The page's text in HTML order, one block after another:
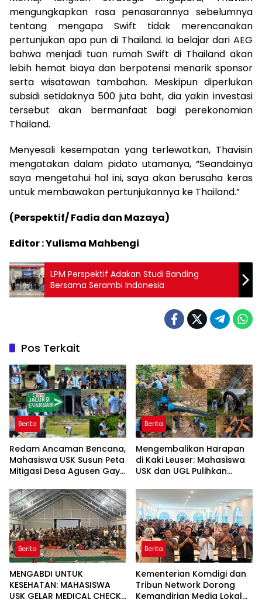
mengungkapkan rasa penasarannya sebelumnya
tentang mengapa Swift tidak merencanakan
pertunjukan apa pun di Thailand. Ia belajar dari AEG
bahwa menjadi tuan rumah Swift di Thailand akan
lebih hemat biaya dan berpotensi menarik sponsor
serta wisatawan tambahan. Meskipun diperlukan
subsidi setidaknya 500 juta baht, dia yakin investasi
tersebut akan bermanfaat bagi perekonomian
Thailand.
Menyesali kesempatan yang terlewatkan, Thavisin
mengatakan dalam pidato utamanya, “Seandainya
saya mengetahui hal ini, saya akan berusaha keras
untuk membawakan pertunjukannya ke Thailand.”
(Perspektif/ Fadia dan Mazaya)
Editor : Yulisma Mahbengi
LPM Perspektif Adakan Studi Banding
Bersama Serambi Indonesia
Pos Terkait
Berita
Redam Ancaman Bencana,
Mahasiswa USK Susun Peta
Mitigasi Desa Agusen Gayo
Berita
Mengembalikan Harapan
di Kaki Leuser: Mahasiswa
USK dan UGL Pulihkan
Agusen
Berita
MENGABDI UNTUK
KESEHATAN: MAHASISWA
USK GELAR MEDICAL CHECK
Berita
Kementerian Komdigi dan
Tribun Network Dorong
Kemandirian Media Lokal